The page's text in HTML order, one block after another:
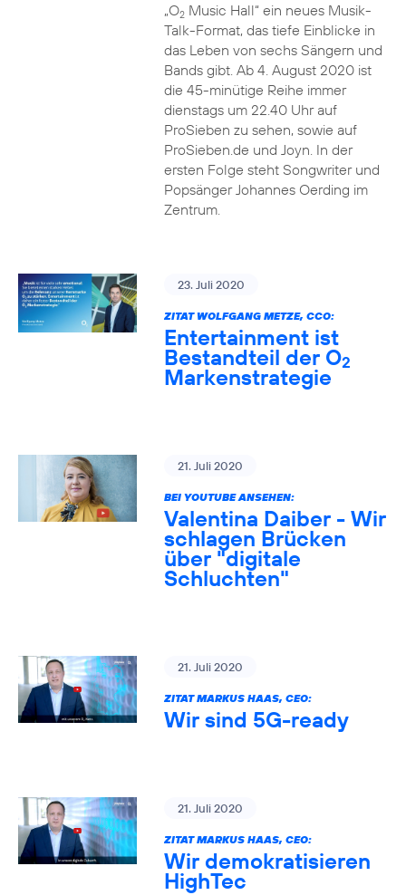
„O2Music Hall“ ein neues Musik-
Talk-Format, das tiefe Einblicke in
das Leben von sechs Sängern und
Bands gibt. Ab 4. August 2020 ist
die 45-minütige Reihe immer
dienstags um 22.40 Uhr auf
ProSieben zu sehen, sowie auf
ProSieben.de und Joyn. In der
ersten Folge steht Songwriter und
Popsänger Johannes Oerding im
Zentrum.
23. Juli 2020
ZITAT WOLFGANG METZE, CCO:
Entertainment ist
Bestandteil der O2
Markenstrategie
21. Juli 2020
BEI YOUTUBE ANSEHEN:
Valentina Daiber - Wir
schlagen Brücken
über "digitale
Schluchten"
21. Juli 2020
ZITAT MARKUS HAAS, CEO:
Wir sind 5G-ready
21. Juli 2020
ZITAT MARKUS HAAS, CEO:
Wir demokratisieren
HighTec